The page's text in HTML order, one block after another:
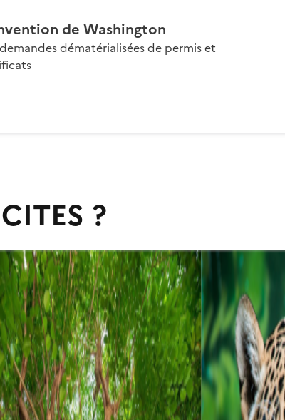
de Washington
dématérialisées de permis et
?